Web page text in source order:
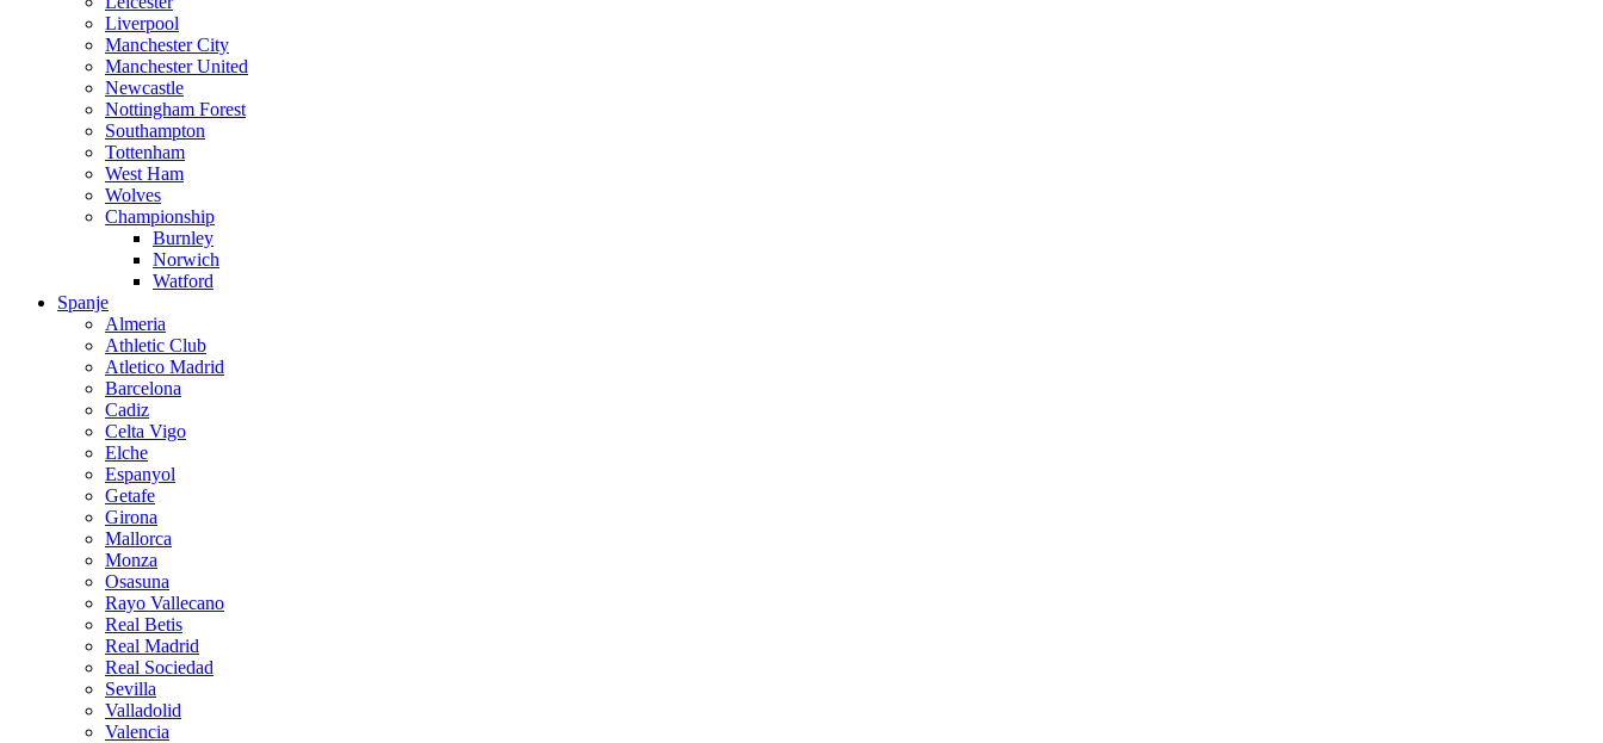
Liverpool
Manchester City
Manchester United
Newcastle
Nottingham Forest
Southampton
Tottenham
West Ham
Wolves
Championship
Burnley
Norwich
Watford
Spanje
Almeria
Athletic Club
Atletico Madrid
Barcelona
Cadiz
Celta Vigo
Elche
Espanyol
Getafe
Girona
Mallorca
Monza
Osasuna
Rayo Vallecano
Real Betis
Real Madrid
Real Sociedad
Sevilla
Valladolid
Valencia